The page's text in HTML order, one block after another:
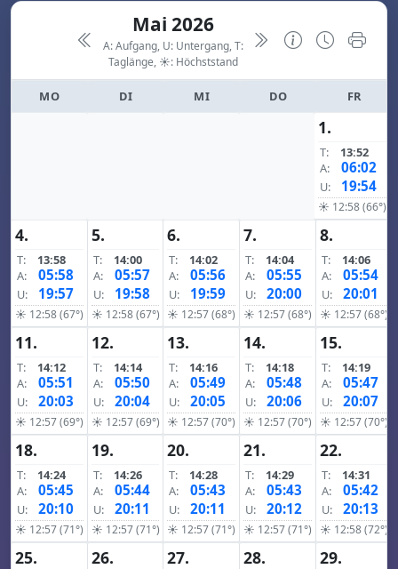
Mai 2026
A: Aufgang, U: Untergang, T:
Taglänge, ☀: Höchststand
MO DI MI DO FR
1.
T:
13:52
A:
06:02
U: 19:54
☀ 12:58 (66°)
4.
T:
13:58
A:
05:58
U: 19:57
☀ 12:58 (67°)
5.
T:
14:00
A:
05:57
U: 19:58
☀ 12:58 (67°)
6.
T:
14:02
A:
05:56
U: 19:59
☀ 12:57 (68°)
7.
T:
14:04
A:
05:55
U: 20:00
☀ 12:57 (68°)
8.
T:
14:06
A:
05:54
U: 20:01
☀ 12:57 (68°)
11.
T:
14:12
A:
05:51
U: 20:03
☀ 12:57 (69°)
12.
T:
14:14
A:
05:50
U: 20:04
☀ 12:57 (69°)
13.
T:
14:16
A:
05:49
U: 20:05
☀ 12:57 (70°)
14.
T:
14:18
A:
05:48
U: 20:06
☀ 12:57 (70°)
15.
T:
14:19
A:
05:47
U: 20:07
☀ 12:57 (70°)
18.
T:
14:24
A:
05:45
U: 20:10
☀ 12:57 (71°)
19.
T:
14:26
A:
05:44
U: 20:11
☀ 12:57 (71°)
20.
T:
14:28
A:
05:43
U: 20:11
☀ 12:57 (71°)
21.
T:
14:29
A:
05:43
U: 20:12
☀ 12:57 (71°)
22.
T:
14:31
A:
05:42
U: 20:13
☀ 12:58 (72°)
25. 26. 27. 28. 29.